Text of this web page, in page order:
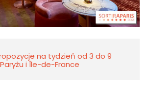
na tydzień od 3 do 9
i Île-de-France